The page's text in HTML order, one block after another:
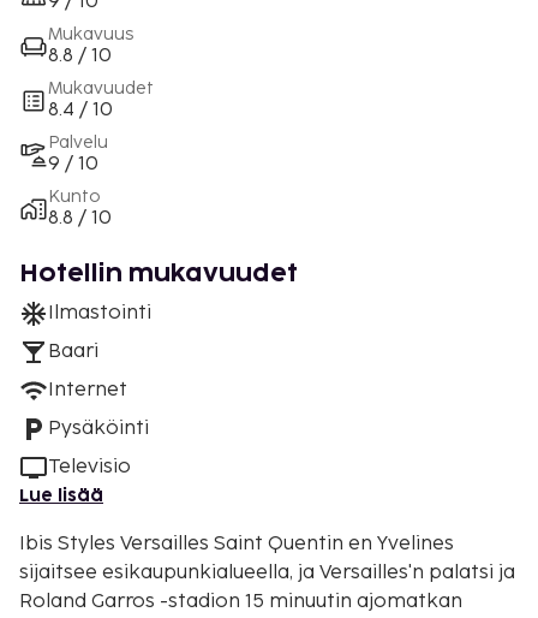
Mukavuus
8.8 / 10
Mukavuudet
8.4 / 10
Palvelu
9 / 10
Kunto
8.8 / 10
Hotellin mukavuudet
Ilmastointi
Baari
Internet
Pysäköinti
Televisio
Lue lisää
Ibis Styles Versailles Saint Quentin en Yvelines
sijaitsee esikaupunkialueella, ja Versailles'n palatsi ja
Roland Garros -stadion 15 minuutin ajomatkan